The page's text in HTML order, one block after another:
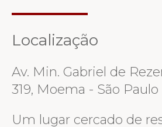
Localização
Av. Min. Gabriel de
319, Moema - São Paulo
Um lugar cercado de